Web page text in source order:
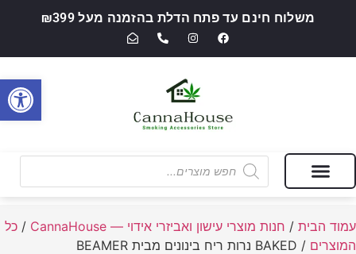
משלוח חינם עד פתח הדלת בהזמנה מעל ₪399
עמוד הבית / חנות מוצרי עישון ואביזרי אידוי — CannaHouse / כל
המוצרים / BAKED נרות ריח בינונים מבית BEAMER
פתח